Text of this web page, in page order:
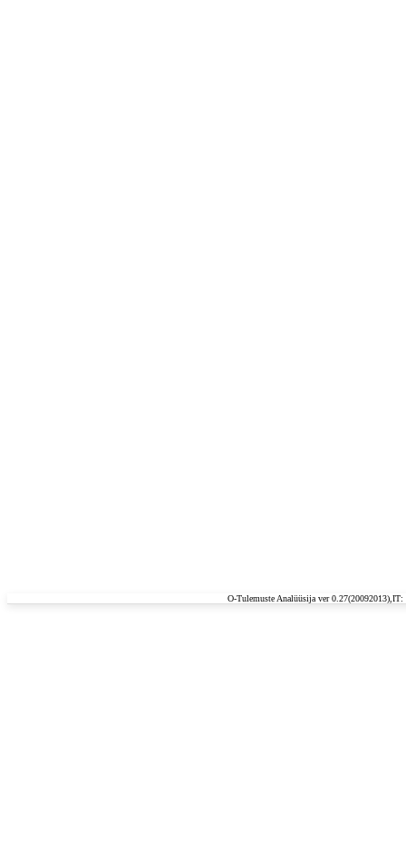
O-Tulemuste Analüüsija ver